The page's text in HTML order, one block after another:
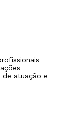
de atuação e